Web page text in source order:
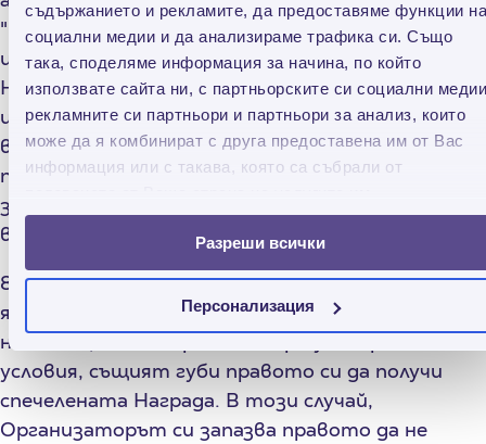
съдържанието и рекламите, да предоставяме функции на
социални медии и да анализираме трафика си. Също
така, споделяме информация за начина, по който
използвате сайта ни, с партньорските си социални
рекламните си партньори и партньори за анализ, които
може да я комбинират с друга предоставена им от Вас
информация или с такава, която са събрали от
Разреши всички
Персонализация
"Витоша" № 146 (сграда А), ет. 4, Бизнес
център "България". При получаване на
Наградата, печелившият Участник се
идентифицира с лична карта, като за
връчването на същата се съставя двустранен
протокол, който печелившият Участник се
задължава да подпише, като условие за
връчването.
8.3. В случай, че печелившият Участник не се
яви да получи Наградата си в указаните в
настоящите ОУ срокове и при уговорените
условия, същият губи правото си да получи
спечелената Награда. В този случай,
Организаторът си запазва правото да не